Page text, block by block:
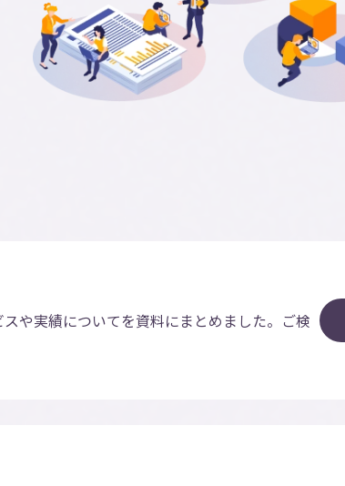
や実績についてを資料にまとめました。ご検